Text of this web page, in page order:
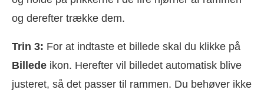
og derefter trække dem.
Trin 3: For at indtaste et billede skal du klikke på
Billede ikon. Herefter vil billedet automatisk blive
justeret, så det passer til rammen. Du behøver ikke